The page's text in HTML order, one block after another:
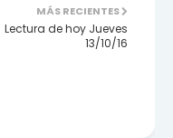
MÁS RECIENTES
Lectura de hoy Jueves
13/10/16